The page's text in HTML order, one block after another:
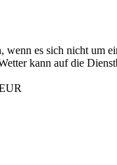
es sich nicht um
kann auf die